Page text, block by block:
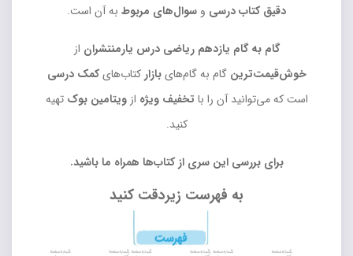
دقیق کتاب درسی و سوال‌های مربوط به آن است.
گام به گام یازدهم ریاضی درس یارمنتشران از
خوش‌قیمت‌ترین گام به گام‌هایبازار کتاب‌هایکمک درسی
است که می‌توانید آن را با تخفیف ویژه ازویتامین بوکتهیه
کنید.
برای بررسی این سری از کتاب‌ها همراه ما باشید.
به فهرست زیردقت کنید